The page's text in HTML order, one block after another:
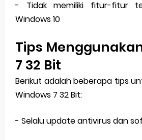
- Tidak memiliki fitur-fitur
Windows 10
Tips
7 32 Bit
Berikut adalah beberapa tips
Windows 7 32 Bit:
- Selalu update antivirus dan